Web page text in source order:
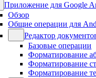
Приложение для Google
Обзор
Общие операции для
Редактор
Базовые операции
Форматирование
Форматирование
Форматирование